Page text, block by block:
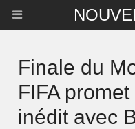
Finale du
FIFA
inédit avec